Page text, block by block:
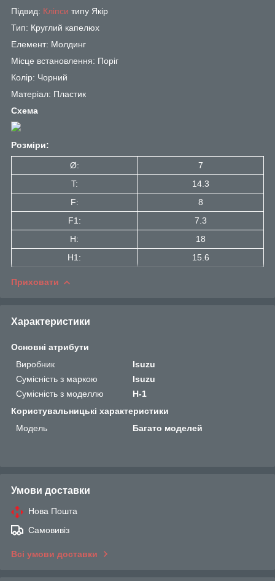
Підвид: Кліпси типу Якір
Тип: Круглий капелюх
Елемент: Молдинг
Місце встановлення: Поріг
Колір: Чорний
Матеріал: Пластик
Схема
Розміри:
Ø:
7
T:
14.3
F:
8
F1:
7.3
H:
18
H1:
15.6
Приховати
Характеристики
Основні атрибути
Виробник
Isuzu
Сумісність з маркою
Isuzu
Сумісність з моделлю
H-1
Користувальницькі характеристики
Мoдель
Багато моделей
Умови доставки
Нова Пошта
Самовивіз
Всі умови доставки